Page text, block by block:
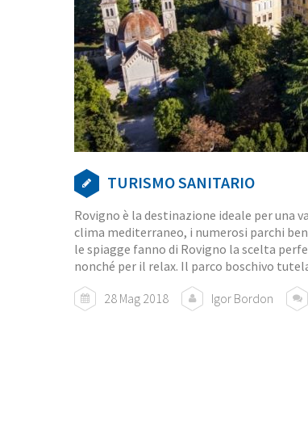
TURISMO SANITARIO
Rovigno è la destinazione ideale per una
clima mediterraneo, i numerosi parchi
le spiagge fanno di Rovigno la scelta
nonché per il relax. Il parco boschivo
28 Mag 2018
Igor Bordon